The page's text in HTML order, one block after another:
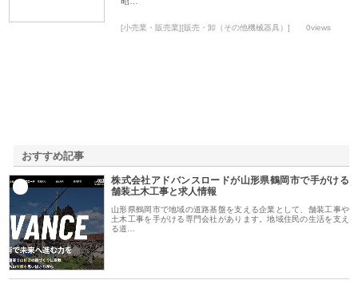
[小売業・販売業][販売・卸（その他機械器具）] 0views
おすすめ記事
株式会社アドバンスロードが山形県鶴岡市で手がける
舗装土木工事と求人情報
山形県鶴岡市で地域の道路基盤を支える企業として、舗装工事や
土木工事を手がける専門会社があります。地域住民の生活を支え
る道…